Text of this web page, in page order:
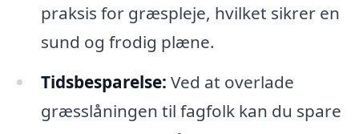
praksis for græspleje, hvilket sikrer en
sund og frodig plæne.
Tidsbesparelse: Ved at overlade
græsslåningen til fagfolk kan du spare